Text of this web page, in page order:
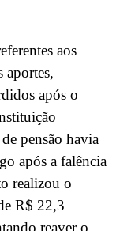
aos
após o
pensão havia
após a falência
realizou o
R$ 22,3
reaver o